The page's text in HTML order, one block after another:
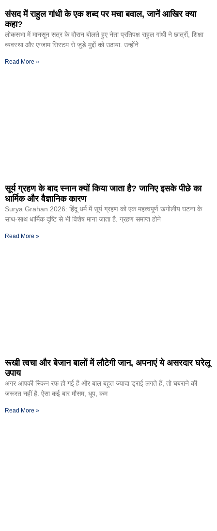
संसद में राहुल गांधी के एक शब्द पर मचा बवाल, जानें आखिर क्या
कहा?
लोकसभा में मानसून सत्र के दौरान बोलते हुए नेता प्रतिपक्ष राहुल गांधी ने छात्रों, शिक्षा
व्यवस्था और एग्जाम सिस्टम से जुड़े मुद्दों को उठाया. उन्होंने
Read More »
सूर्य ग्रहण के बाद स्नान क्यों किया जाता है? जानिए इसके पीछे का
धार्मिक और वैज्ञानिक कारण
Surya Grahan 2026: हिंदू धर्म में सूर्य ग्रहण को एक महत्वपूर्ण खगोलीय घटना के
साथ-साथ धार्मिक दृष्टि से भी विशेष माना जाता है. ग्रहण समाप्त होने
Read More »
रूखी त्वचा और बेजान बालों में लौटेगी जान, अपनाएं ये असरदार घरेलू
उपाय
अगर आपकी स्किन रफ हो गई है और बाल बहुत ज्यादा ड्राई लगते हैं, तो घबराने की
जरूरत नहीं है. ऐसा कई बार मौसम, धूप, कम
Read More »